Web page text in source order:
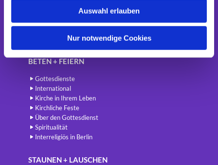
Auswahl erlauben
Nur notwendige Cookies
Startseite
BETEN + FEIERN
Gottesdienste
International
Kirche in Ihrem Leben
Kirchliche Feste
Über den Gottesdienst
Spiritualität
Interreligiös in Berlin
STAUNEN + LAUSCHEN